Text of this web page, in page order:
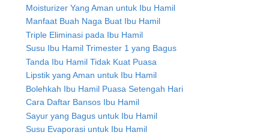
Moisturizer Yang Aman untuk Ibu Hamil
Manfaat Buah Naga Buat Ibu Hamil
Triple Eliminasi pada Ibu Hamil
Susu Ibu Hamil Trimester 1 yang Bagus
Tanda Ibu Hamil Tidak Kuat Puasa
Lipstik yang Aman untuk Ibu Hamil
Bolehkah Ibu Hamil Puasa Setengah Hari
Cara Daftar Bansos Ibu Hamil
Sayur yang Bagus untuk Ibu Hamil
Susu Evaporasi untuk Ibu Hamil